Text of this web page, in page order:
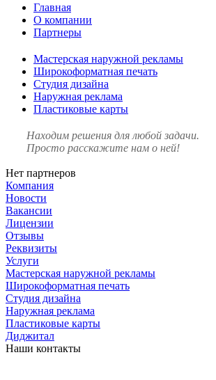
Главная
О компании
Партнеры
Мастерская наружной рекламы
Широкоформатная печать
Студия дизайна
Наружная реклама
Пластиковые карты
Находим решения для любой задачи.
Просто расскажите нам о ней!
Нет партнеров
Компания
Новости
Вакансии
Лицензии
Отзывы
Реквизиты
Услуги
Мастерская наружной рекламы
Широкоформатная печать
Студия дизайна
Наружная реклама
Пластиковые карты
Диджитал
Наши контакты